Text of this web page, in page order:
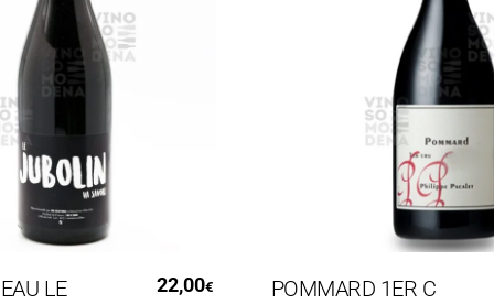
LE
22,00€
POMMARD 1ER C